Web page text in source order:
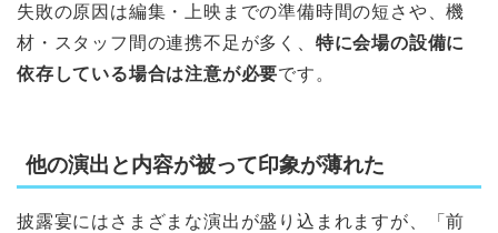
失敗の原因は編集・上映までの準備時間の短さや、機
材・スタッフ間の連携不足が多く、 特に会場の設備に
依存している場合は注意が必要です。
他の演出と内容が被って印象が薄れた
披露宴にはさまざまな演出が盛り込まれますが、「前